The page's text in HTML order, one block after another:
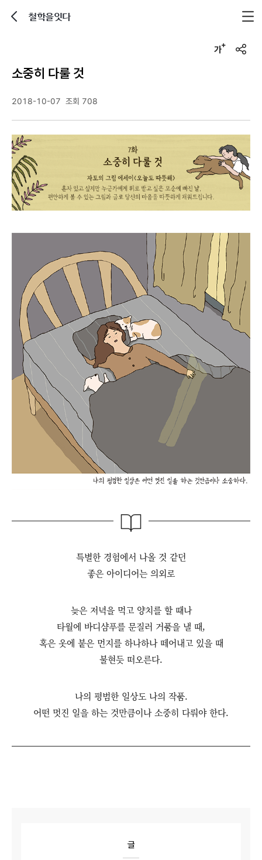
철학을잇다
u
소중히 다룰 것
2018-10-07 조회 708
특별한 경험에서 나올 것 같던
좋은 아이디어는 의외로
늦은 저녁을 먹고 양치를 할 때나
타월에 바디샴푸를 문질러 거품을 낼 때,
혹은 옷에 붙은 먼지를 하나하나 떼어내고 있을 때
불현듯 떠오른다.
나의 평범한 일상도 나의 작품.
어떤 멋진 일을 하는 것만큼이나 소중히 다뤄야 한다.
글